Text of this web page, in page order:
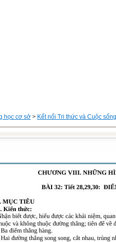
học cơ sở > Kết nối Tri thức và Cuộc sống